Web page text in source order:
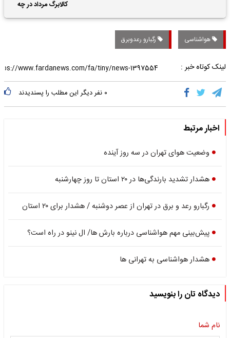
کالابرگ مرداد در چه
تاریخی واریز خواهد شد؟
هواشناسی رگبارو رعدوبرق
لینک کوتاه خبر :
۰ نفر دیگر این مطلب را پسندیدند
اخبار مرتبط
وضعیت هوای تهران در سه روز آینده
هشدار تشدید بارندگی‎‌ها در ۲۰ استان تا روز چهارشنبه
رگبارو رعد و برق در تهران از عصر دوشنبه / هشدار برای ۲۰ استان
پیش‌بینی مهم هواشناسی درباره بارش ها/ ال نینو در راه است؟
هشدار هواشناسی به تهرانی ها
دیدگاه تان را بنویسید
نام شما